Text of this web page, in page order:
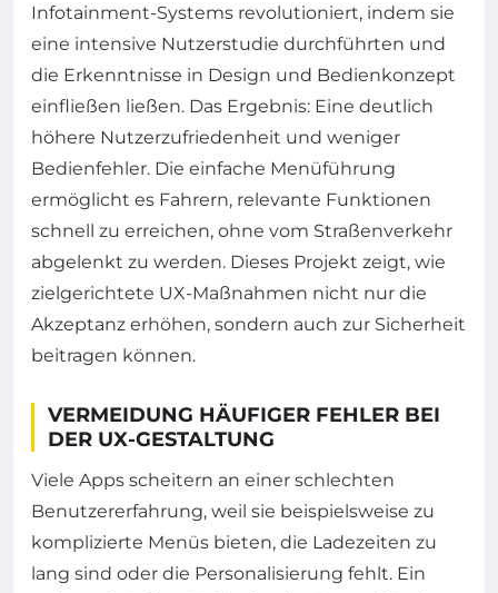
Infotainment-Systems revolutioniert, indem sie
eine intensive Nutzerstudie durchführten und
die Erkenntnisse in Design und Bedienkonzept
einfließen ließen. Das Ergebnis: Eine deutlich
höhere Nutzerzufriedenheit und weniger
Bedienfehler. Die einfache Menüführung
ermöglicht es Fahrern, relevante Funktionen
schnell zu erreichen, ohne vom Straßenverkehr
abgelenkt zu werden. Dieses Projekt zeigt, wie
zielgerichtete UX-Maßnahmen nicht nur die
Akzeptanz erhöhen, sondern auch zur Sicherheit
beitragen können.
VERMEIDUNG HÄUFIGER FEHLER BEI
DER UX-GESTALTUNG
Viele Apps scheitern an einer schlechten
Benutzererfahrung, weil sie beispielsweise zu
komplizierte Menüs bieten, die Ladezeiten zu
lang sind oder die Personalisierung fehlt. Ein